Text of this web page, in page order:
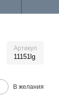
Артикул
11151lg
В желания